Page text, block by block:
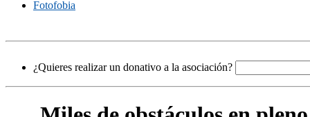
Fotofobia
¿Quieres realizar un donativo a la asociación?